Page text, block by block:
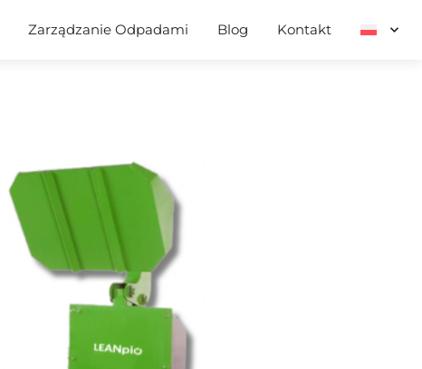
Zarządzanie Odpadami Blog Kontakt